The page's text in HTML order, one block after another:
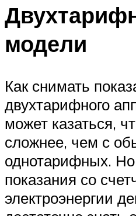
модели
Как снимать
двухтарифного
может казаться,
сложнее, чем с
однотарифных.
показания со
электроэнергии